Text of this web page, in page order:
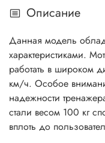
Описание
Данная модель
характеристиками.
работать в широком
км/ч. Особое
надежности
стали весом 100 кг
вплоть до